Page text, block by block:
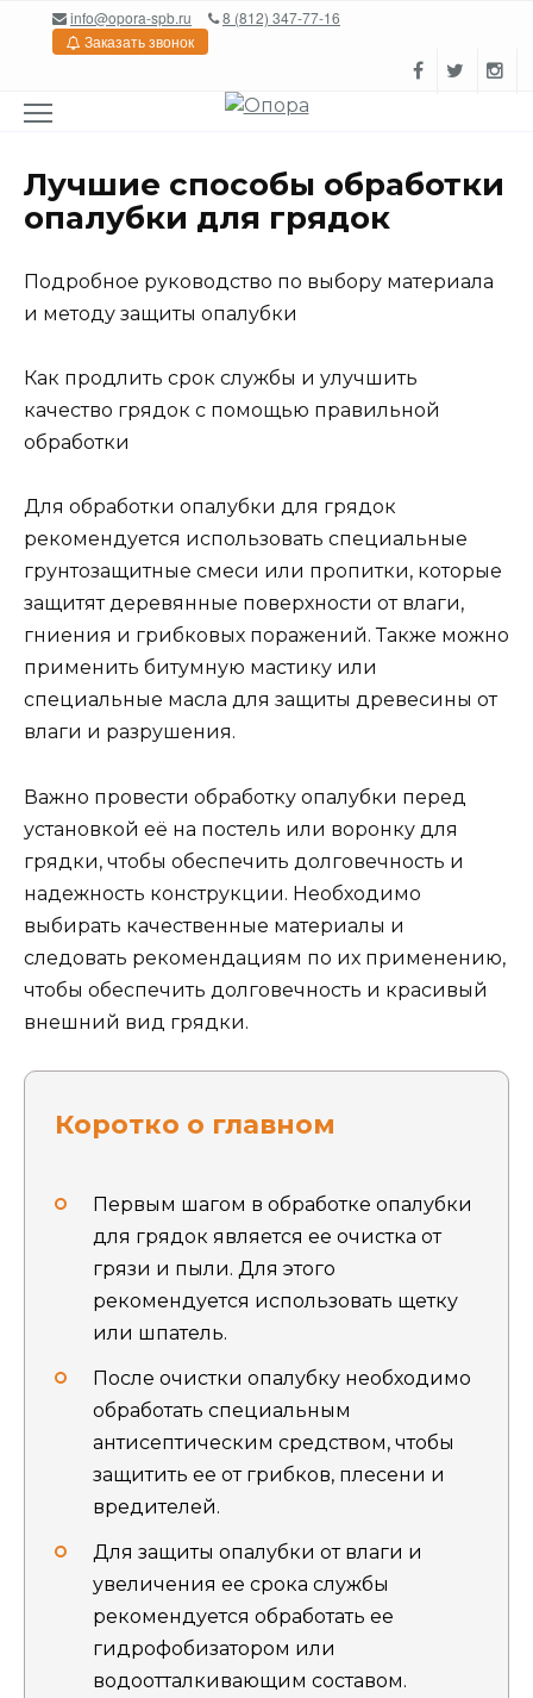
Перейтиinfo@opora-spb.ru
8 (812) 347-77-16
Заказать звонок
Лучшие способы обработки
опалубки для грядок
Подробное руководство по выбору материала
и методу защиты опалубки
Как продлить срок службы и улучшить
качество грядок с помощью правильной
обработки
Для обработки опалубки для грядок
рекомендуется использовать специальные
грунтозащитные смеси или пропитки, которые
защитят деревянные поверхности от влаги,
гниения и грибковых поражений. Также можно
применить битумную мастику или
специальные масла для защиты древесины от
влаги и разрушения.
Важно провести обработку опалубки перед
установкой её на постель или воронку для
грядки, чтобы обеспечить долговечность и
надежность конструкции. Необходимо
выбирать качественные материалы и
следовать рекомендациям по их применению,
чтобы обеспечить долговечность и красивый
внешний вид грядки.
Коротко о главном
Первым шагом в обработке опалубки
для грядок является ее очистка от
грязи и пыли. Для этого
рекомендуется использовать щетку
или шпатель.
После очистки опалубку необходимо
обработать специальным
антисептическим средством, чтобы
защитить ее от грибков, плесени и
вредителей.
Для защиты опалубки от влаги и
увеличения ее срока службы
рекомендуется обработать ее
гидрофобизатором или
водоотталкивающим составом.